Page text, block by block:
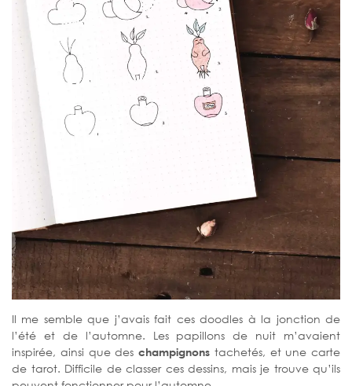
Il me semble que j’avais fait ces doodles à la jonction de
l’été et de l’automne. Les papillons de nuit m’avaient
inspirée, ainsi que des champignons tachetés, et une carte
de tarot. Difficile de classer ces dessins, mais je trouve qu’ils